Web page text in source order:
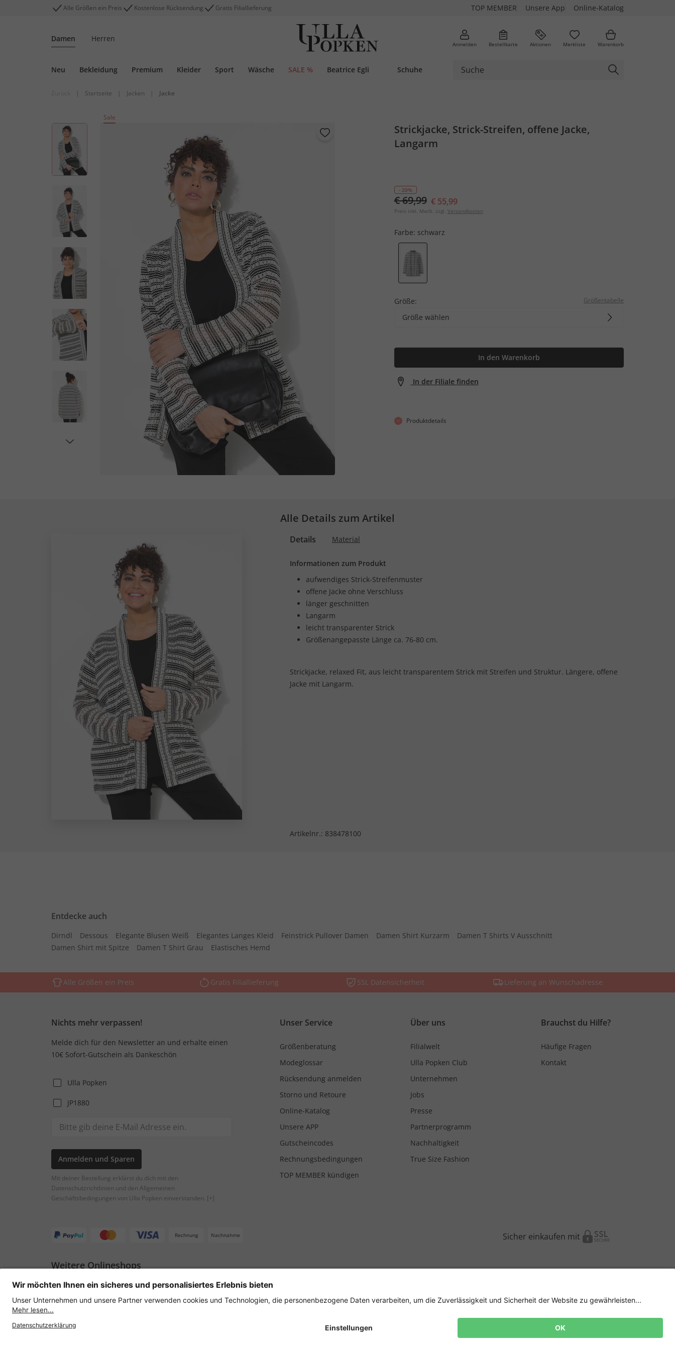
Alle Größen ein Preis Kostenlose Rücksendung Gratis Filiallieferung TOP MEMBER Unsere App Online-Katalog
Damen Herren
Anmelden Bestellkarte Aktionen Merkliste Warenkorb
Neu Bekleidung Premium Kleider Sport Wäsche SALE % Beatrice Egli Schuhe
| Startseite | Jacken | Jacke
Sale
Strickjacke, Strick-Streifen, offene Jacke,
Langarm
- 20%
€ 69,99 € 55,99
Preis inkl. MwSt. zzgl. Versandkosten
Farbe: schwarz
Größe: Größentabelle
Größe wählen
In den Warenkorb
In der Filiale finden
Produktdetails
Alle Details zum Artikel
Details Material
Informationen zum Produkt
aufwendiges Strick-Streifenmuster
offene Jacke ohne Verschluss
länger geschnitten
Langarm
leicht transparenter Strick
Größenangepasste Länge ca. 76-80 cm.
Strickjacke, relaxed Fit, aus leicht transparentem Strick mit Streifen und Struktur. Längere, offene
Jacke mit Langarm.
Artikelnr.: 838478100
Entdecke auch
Dirndl Dessous Elegante Blusen Weiß Elegantes Langes Kleid Feinstrick Pullover Damen Damen Shirt Kurzarm
Damen T Shirts V Ausschnitt
Damen Shirt mit Spitze
Damen T Shirt Grau Elastisches Hemd
Alle Größen ein Preis Gratis Filiallieferung SSL Datensicherheit Lieferung an Wunschadresse
Nichts mehr verpassen!
Melde dich für den Newsletter an und erhalte einen
10€ Sofort-Gutschein als Dankeschön
Ulla Popken
JP1880
Anmelden und Sparen
Mit deiner Bestellung erklärst du dich mit den
Datenschutzrichtlinien und den Allgemeinen
Geschäftsbedingungen von Ulla Popken einverstanden. [+]
Unser Service
Größenberatung
Modeglossar
Rücksendung anmelden
Storno und Retoure
Online-Katalog
Unsere APP
Gutscheincodes
Rechnungsbedingungen
TOP MEMBER kündigen
Über uns
Filialwelt
Ulla Popken Club
Unternehmen
Jobs
Presse
Partnerprogramm
Nachhaltigkeit
True Size Fashion
Brauchst du Hilfe?
Häufige Fragen
Kontakt
Rechnung Nachnahme Sicher einkaufen mit
Weitere Onlineshops
Österreich